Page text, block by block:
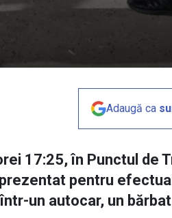
Adaugă ca
17:25, în Punctul de
pentru
un autocar, un